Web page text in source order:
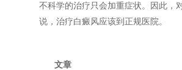
不科学的治疗只会加重症状。因此，
说，治疗白癜风应该到正规医院。
文章